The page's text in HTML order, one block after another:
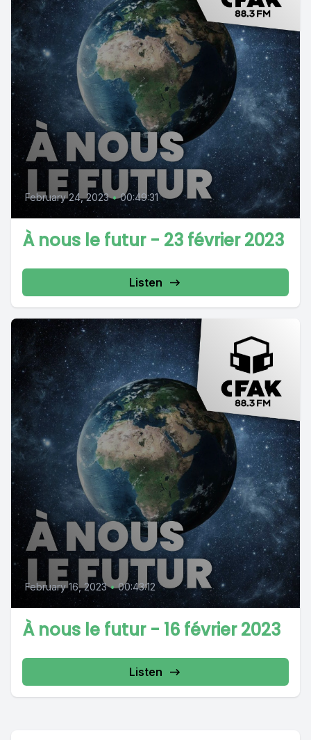
February 24, 2023 • 00:49:31
À nous le futur - 23 février 2023
Listen
February 16, 2023 • 00:43:12
À nous le futur - 16 février 2023
Listen